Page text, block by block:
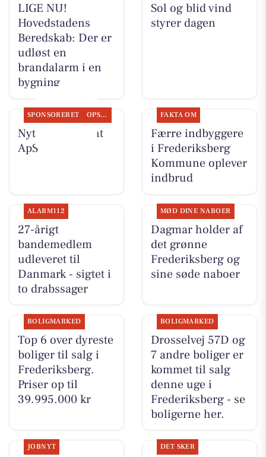
LIGE NU!
Hovedstadens
Beredskab: Der er
udløst en
brandalarm i en
bygning
Sol og blid vind
styrer dagen
SPONSORERET OPSLAGSTAVLEN
Nyt fra Fairpaint
ApS
FAKTA OM
Færre indbyggere
i Frederiksberg
Kommune oplever
indbrud
ALARM112
27-årigt
bandemedlem
udleveret til
Danmark - sigtet i
to drabssager
MØD DINE NABOER
Dagmar holder af
det grønne
Frederiksberg og
sine søde naboer
BOLIGMARKED
Top 6 over dyreste
boliger til salg i
Frederiksberg.
Priser op til
39.995.000 kr
BOLIGMARKED
Drosselvej 57D og
7 andre boliger er
kommet til salg
denne uge i
Frederiksberg - se
boligerne her.
JOBNYT DET SKER